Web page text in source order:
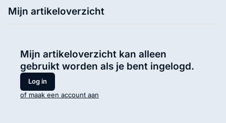
Mijn artikeloverzicht
Mijn artikeloverzicht kan alleen
gebruikt worden als je bent ingelogd.
Log in
of maak een account aan